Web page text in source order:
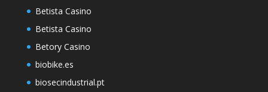
Betista Casino
Betista Casino
Betory Casino
biobike.es
biosecindustrial.pt